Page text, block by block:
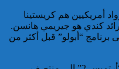
أمريكيين هم كريستينا
كندي هو جيريمي هانسن.
برنامج “أبولو” قبل أكثر من